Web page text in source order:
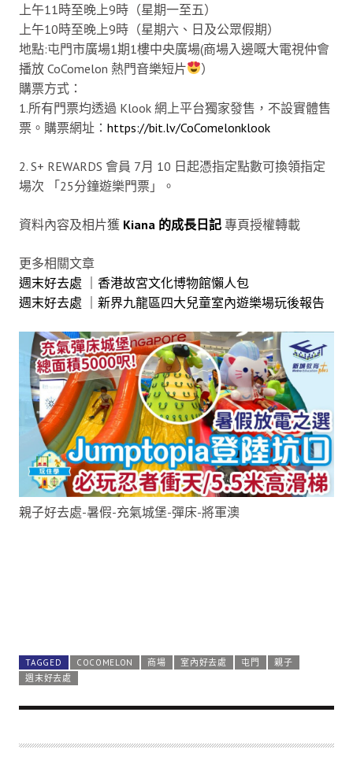
上午11時至晚上9時（星期一至五）
上午10時至晚上9時（星期六、日及公眾假期）
地點:屯門市廣場1期1樓中央廣場(商場入邊嘅大電視仲會
播放 CoComelon 熱門音樂短片
）
購票方式：
1.所有門票均透過 Klook 網上平台獨家發售，不設實體售
票。購票網址： https://bit.lv/CoComelonklook
2. S+ REWARDS 會員 7月 10 日起憑指定點數可換領指定
場次 「25分鐘遊樂門票」。
資料內容及相片獲 Kiana 的成長日記 專頁授權轉載
更多相關文章
週末好去處 ｜香港故宮文化博物館懶人包
週末好去處 ｜新界九龍區四大兒童室內遊樂場玩後報告
親子好去處-暑假-充氣城堡-彈床-將軍澳
TAGGED COCOMELON 商場 室內好去處 屯門
親子
週末好去處